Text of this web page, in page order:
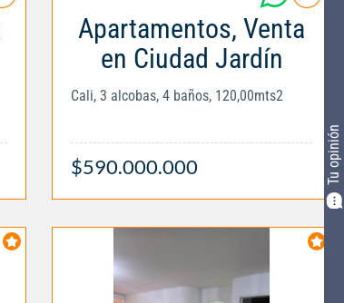
Tu opinión
Apartamentos, Venta
en Ciudad Jardín
Cali, 3 alcobas, 4 baños, 120,00mts2
$590.000.000